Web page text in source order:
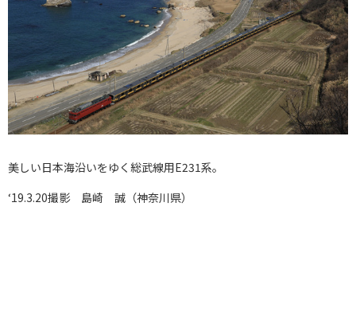
美しい日本海沿いをゆく総武線用E231系。
‘19.3.20撮影 島崎 誠（神奈川県）